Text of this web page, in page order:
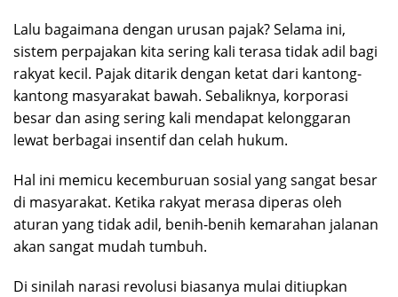
Lalu bagaimana dengan urusan pajak? Selama ini,
sistem perpajakan kita sering kali terasa tidak adil bagi
rakyat kecil. Pajak ditarik dengan ketat dari kantong-
kantong masyarakat bawah. Sebaliknya, korporasi
besar dan asing sering kali mendapat kelonggaran
lewat berbagai insentif dan celah hukum.
Hal ini memicu kecemburuan sosial yang sangat besar
di masyarakat. Ketika rakyat merasa diperas oleh
aturan yang tidak adil, benih-benih kemarahan jalanan
akan sangat mudah tumbuh.
Di sinilah narasi revolusi biasanya mulai ditiupkan